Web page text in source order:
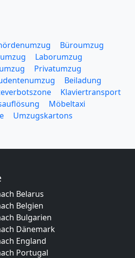
Büroumzug
Laborumzug
Privatumzug
Beiladung
Klaviertransport
Möbeltaxi
Umzugskartons
Belarus
Belgien
Bulgarien
Dänemark
England
Portugal